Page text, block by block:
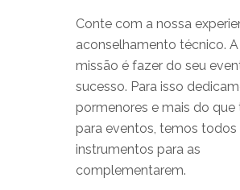
Conte com a nossa
aconselhamento técnico.
missão é fazer do seu
sucesso. Para isso
pormenores e mais do que
para eventos, temos todos
instrumentos para as
complementarem.